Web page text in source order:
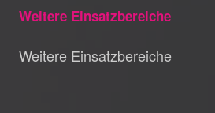
Weitere Einsatzbereiche
Weitere Einsatzbereiche